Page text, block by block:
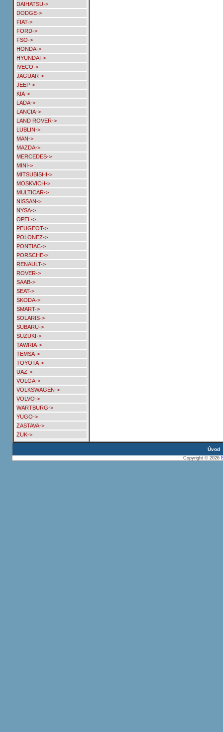
DAIHATSU->
DODGE->
FIAT->
FORD->
FSO->
HONDA->
HYUNDAI->
IVECO->
JAGUAR->
JEEP->
KIA->
LADA->
LANCIA->
LAND ROVER->
LUBLIN->
MAN->
MAZDA->
MERCEDES->
MINI->
MITSUBISHI->
MOSKVICH->
MULTICAR->
NISSAN->
NYSA->
OPEL->
PEUGEOT->
POLONEZ->
PONTIAC->
PORSCHE->
RENAULT->
ROVER->
SAAB->
SEAT->
SKODA->
SMART->
SOLARIS->
SUBARU->
SUZUKI->
TAWRIA->
TEMSA->
TOYOTA->
UAZ->
VOLGA->
VOLKSWAGEN->
VOLVO->
WARTBURG->
YUGO->
ZASTAVA->
ZUK->
Úvod
Copyright © 2026